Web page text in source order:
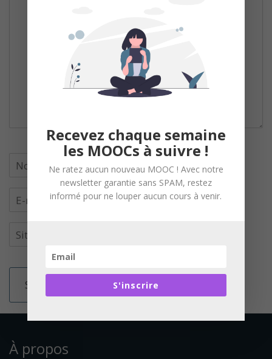
À propos
Recevez chaque semaine
les MOOCs à suivre !
Ne ratez aucun nouveau MOOC ! Avec notre
newsletter garantie sans SPAM, restez
informé pour ne louper aucun cours à venir.
S'inscrire